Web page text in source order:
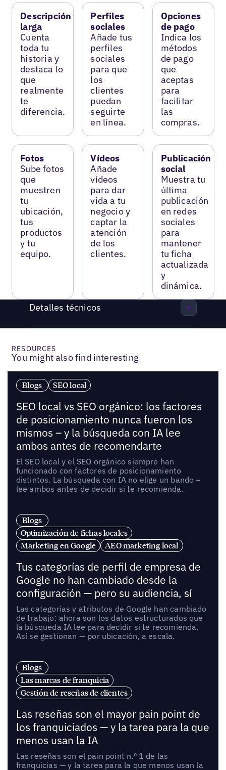
Descripción
larga
Cuenta
toda tu
historia y
destaca lo
que
realmente
te
diferencia.
Perfiles
sociales
Añade tus
perfiles
sociales
para que
los
clientes
puedan
seguirte
en línea.
Opciones
de pago
Indica los
métodos
de pago
que
aceptas
para
facilitar
las
compras.
Fotos
Sube fotos
que
muestren
tu
ubicación,
tus
productos
y tu
equipo.
Vídeos
Añade
vídeos
para dar
vida a tu
negocio y
captar la
atención
de los
clientes.
Publicación
social
Muestra tu
última
publicación
en redes
sociales
para
mantener
tu ficha
actualizada
y
dinámica.
Detalles técnicos
RESOURCES
You might also find interesting
Blogs SEO local
SEO local vs SEO orgánico: los factores
de posicionamiento nunca fueron los
mismos – y la búsqueda con IA lee
ambos antes de recomendarte
El SEO local y el SEO orgánico siempre han
funcionado con factores de posicionamiento
distintos. La búsqueda con IA no elige un bando –
lee ambos antes de decidir si te recomienda.
Blogs
Optimización de fichas locales
Marketing en Google
AEO marketing local
Tus categorías de perfil de empresa de
Google no han cambiado desde la
configuración — pero su audiencia, sí
Las categorías y atributos de Google han cambiado
de trabajo: ahora son los datos estructurados que
la búsqueda IA lee para decidir si te recomienda.
Así se gestionan — por ubicación, a escala.
Blogs
Las marcas de franquicia
Gestión de reseñas de clientes
Las reseñas son el mayor pain point de
los franquiciados — y la tarea para la que
menos usan la IA
Las reseñas son el pain point n.º 1 de las
franquicias — y la tarea para la que menos usan la